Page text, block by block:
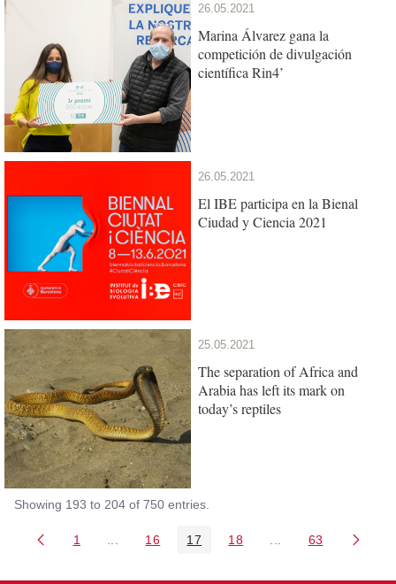
26.05.2021
Marina Álvarez gana la
competición de divulgación
científica Rin4’
26.05.2021
El IBE participa en la Bienal
Ciudad y Ciencia 2021
25.05.2021
The separation of Africa and
Arabia has left its mark on
today’s reptiles
Showing 193 to 204 of 750 entries.
Page
1 Intermediate Pages Use TAB to navigate.
Page
16 Page
17 Page
18 Intermediate Pages
Page
63